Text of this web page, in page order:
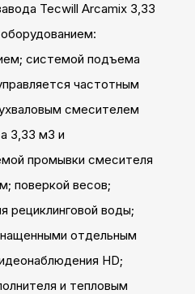
Tecwill Arcamix 3,33
системой подъема
частотным
смесителем
3,33 м3 и
промывки смесителя
поверкой весов;
рециклинговой воды;
отдельным
HD;
и тепловым